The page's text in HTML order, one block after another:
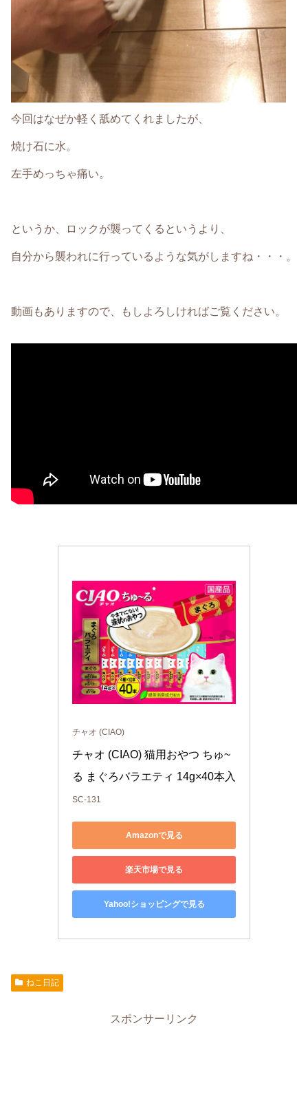
今回はなぜか軽く舐めてくれましたが、
焼け石に水。
左手めっちゃ痛い。
というか、ロックが襲ってくるというより、
自分から襲われに行っているような気がしますね・・・。
動画もありますので、もしよろしければご覧ください。
チャオ (CIAO)
チャオ (CIAO) 猫用おやつ ちゅ~
る まぐろバラエティ 14g×40本入
SC-131
Amazonで見る
楽天市場で見る
Yahoo!ショッピングで見る
ねこ日記
スポンサーリンク